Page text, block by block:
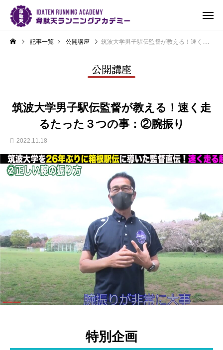
記事一覧 公開講座 筑波大学男子駅伝監督が教える！速く走るたった３つの事：②腕振り
公開講座
筑波大学男子駅伝監督が教える！速く走
るたった３つの事：②腕振り
2022.11.18
特別企画